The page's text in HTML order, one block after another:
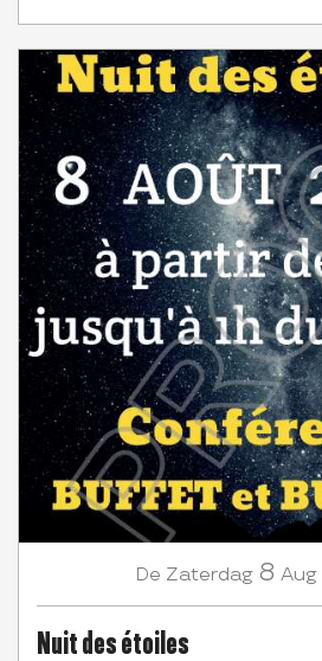
De Zaterdag 8 Aug
Nuit des étoiles